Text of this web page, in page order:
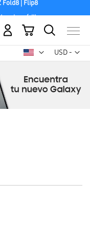
de crédito.
USD -
dólar
Mi carrito